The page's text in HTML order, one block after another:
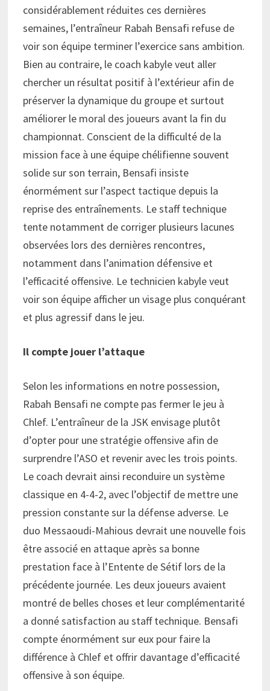
considérablement réduites ces dernières
semaines, l’entraîneur Rabah Bensafi refuse de
voir son équipe terminer l’exercice sans ambition.
Bien au contraire, le coach kabyle veut aller
chercher un résultat positif à l’extérieur afin de
préserver la dynamique du groupe et surtout
améliorer le moral des joueurs avant la fin du
championnat. Conscient de la difficulté de la
mission face à une équipe chélifienne souvent
solide sur son terrain, Bensafi insiste
énormément sur l’aspect tactique depuis la
reprise des entraînements. Le staff technique
tente notamment de corriger plusieurs lacunes
observées lors des dernières rencontres,
notamment dans l’animation défensive et
l’efficacité offensive. Le technicien kabyle veut
voir son équipe afficher un visage plus conquérant
et plus agressif dans le jeu.
Il compte jouer l’attaque
Selon les informations en notre possession,
Rabah Bensafi ne compte pas fermer le jeu à
Chlef. L’entraîneur de la JSK envisage plutôt
d’opter pour une stratégie offensive afin de
surprendre l’ASO et revenir avec les trois points.
Le coach devrait ainsi reconduire un système
classique en 4-4-2, avec l’objectif de mettre une
pression constante sur la défense adverse. Le
duo Messaoudi-Mahious devrait une nouvelle fois
être associé en attaque après sa bonne
prestation face à l’Entente de Sétif lors de la
précédente journée. Les deux joueurs avaient
montré de belles choses et leur complémentarité
a donné satisfaction au staff technique. Bensafi
compte énormément sur eux pour faire la
différence à Chlef et offrir davantage d’efficacité
offensive à son équipe.